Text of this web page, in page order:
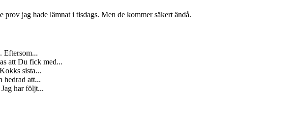
jag hade lämnat i tisdags. Men de kommer säkert ändå.
Eftersom...
att Du fick med...
sista...
hedrad att...
har följt...